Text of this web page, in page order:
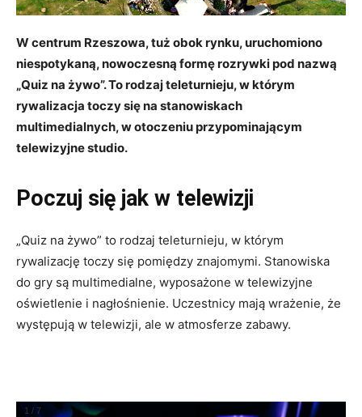
W centrum Rzeszowa, tuż obok rynku,uruchomiono
niespotykaną, nowoczesną formę rozrywki pod nazwą
„Quiz na żywo”. To rodzaj teleturnieju, w którym
rywalizacja toczy się na stanowiskach
multimedialnych, w otoczeniu przypominającym
telewizyjne studio.
Poczuj się jak w telewizji
„Quiz na żywo” to rodzaj teleturnieju, w którym
rywalizację toczy się pomiędzy znajomymi. Stanowiska
do gry są multimedialne, wyposażone w telewizyjne
oświetlenie i nagłośnienie. Uczestnicy mają wrażenie, że
występują w telewizji, ale w atmosferze zabawy.
1 / 7